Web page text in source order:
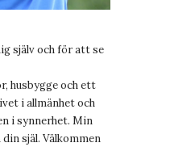
själv och för att se
husbygge och ett
i allmänhet och
i synnerhet. Min
själ. Välkommen